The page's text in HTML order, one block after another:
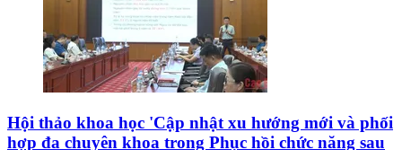
Hội thảo khoa học 'Cập nhật xu hướng mới và phối
hợp đa chuyên khoa trong Phục hồi chức năng sau